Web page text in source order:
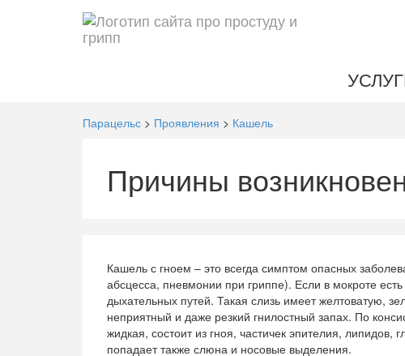
Парацельс > Проявления > Кашель
Причины
Кашель с гноем – это всегда симптом опасных
абсцесса, пневмонии при гриппе). Если в мокроте
дыхательных путей. Такая слизь имеет желтоватую,
неприятный и даже резкий гнилостный запах. По
жидкая, состоит из гноя, частичек эпителия,
попадает также слюна и носовые выделения.